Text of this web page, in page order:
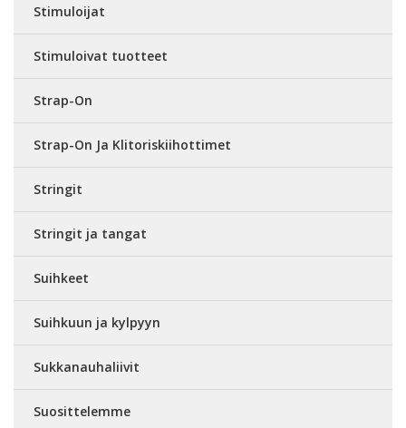
Stimuloijat
Stimuloivat tuotteet
Strap-On
Strap-On Ja Klitoriskiihottimet
Stringit
Stringit ja tangat
Suihkeet
Suihkuun ja kylpyyn
Sukkanauhaliivit
Suosittelemme